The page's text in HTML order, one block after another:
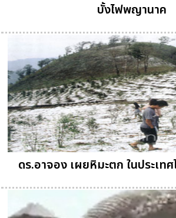
บั้งไฟพญานาค
ดร.อาจอง เผยหิมะตก ในประเท